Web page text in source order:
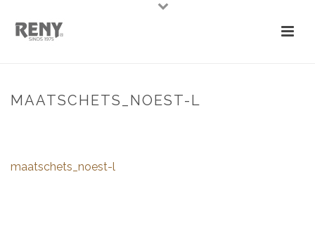
MAATSCHETS_NOEST-L
maatschets_noest-l